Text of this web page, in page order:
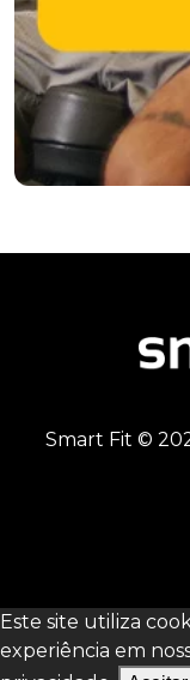
Smart Fit ©
Este site utiliza
experiência em